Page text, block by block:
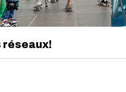
réseaux!